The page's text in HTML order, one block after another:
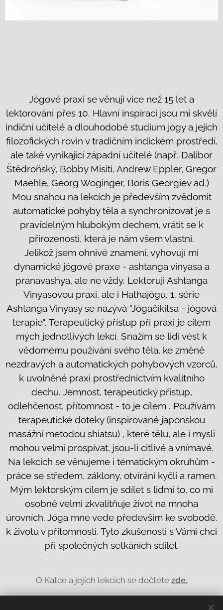
Jógové praxi se věnuji více než 15 let a
lektorování přes 10. Hlavní inspirací jsou mi skvělí
indiční učitelé a dlouhodobé studium jógy a jejích
filozofických rovin v tradičním indickém prostředí,
ale také vynikající západní učitelé (např. Dalibor
Štědroňský, Bobby Misiti, Andrew Eppler, Gregor
Maehle, Georg Woginger, Boris Georgiev ad.)
Mou snahou na lekcích je především zvědomit
automatické pohyby těla a synchronizovat je s
pravidelným hlubokým dechem, vrátit se k
přirozenosti, která je nám všem vlastní.
Jelikož jsem ohnivé znamení, vyhovují mi
dynamické jógové praxe - ashtanga vinyasa a
pranavashya, ale ne vždy. Lektoruji Ashtanga
Vinyasovou praxi, ale i Hathajógu. 1. série
Ashtanga Vinyasy se nazývá "Jógačikitsa - jógová
terapie". Terapeutický přístup při praxi je cílem
mých jednotlivých lekcí. Snažím se lidi vést k
vědomému používání svého těla, ke změně
nezdravých a automatických pohybových vzorců,
k uvolněné praxi prostřednictvím kvalitního
dechu. Jemnost, terapeutický přístup,
odlehčenost, přítomnost - to je cílem . Používám
terapeutické doteky (inspirované japonskou
masážní metodou shiatsu) , které tělu, ale i mysli
mohou velmi prospívat, jsou-li citlivé a vnímavé.
Na lekcích se věnujeme i tématickým okruhům -
práce se středem, záklony, otvírání kyčlí a ramen.
Mým lektorským cílem je sdílet s lidmi to, co mi
osobně velmi zkvalitňuje život na mnoha
úrovních. Jóga mne vede především ke svobodě,
k životu v přítomnosti. Tyto zkušenosti s Vámi chci
při společných setkáních sdílet.
O Katce a jejích lekcích se dočtete zde.